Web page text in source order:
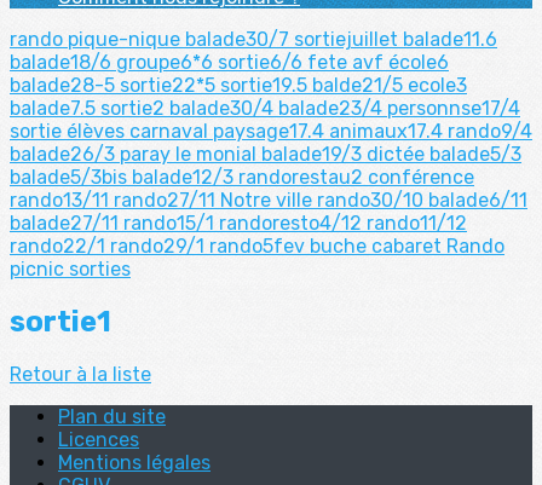
rando pique-nique balade30/7 sortiejuillet balade11.6
balade18/6 groupe6*6 sortie6/6 fete avf école6
balade28-5 sortie22*5 sortie19.5 balde21/5 ecole3
balade7.5 sortie2 balade30/4 balade23/4 personnse17/4
sortie élèves carnaval paysage17.4 animaux17.4 rando9/4
balade26/3 paray le monial balade19/3 dictée balade5/3
balade5/3bis balade12/3 randorestau2 conférence
rando13/11 rando27/11 Notre ville rando30/10 balade6/11
balade27/11 rando15/1 randoresto4/12 rando11/12
rando22/1 rando29/1 rando5fev buche cabaret Rando
picnic sorties
sortie1
Retour à la liste
Plan du site
Licences
Mentions légales